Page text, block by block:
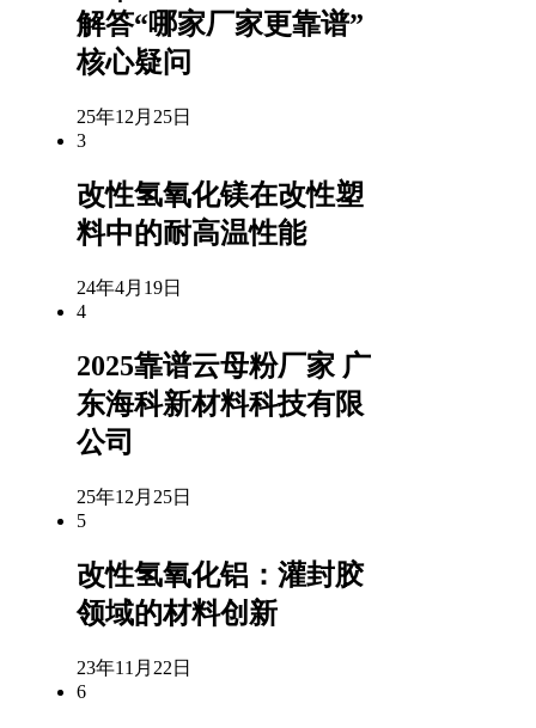
解答“哪家厂家更靠谱”
核心疑问
25年12月25日
3
改性氢氧化镁在改性塑
料中的耐高温性能
24年4月19日
4
2025靠谱云母粉厂家 广
东海科新材料科技有限
公司
25年12月25日
5
改性氢氧化铝：灌封胶
领域的材料创新
23年11月22日
6